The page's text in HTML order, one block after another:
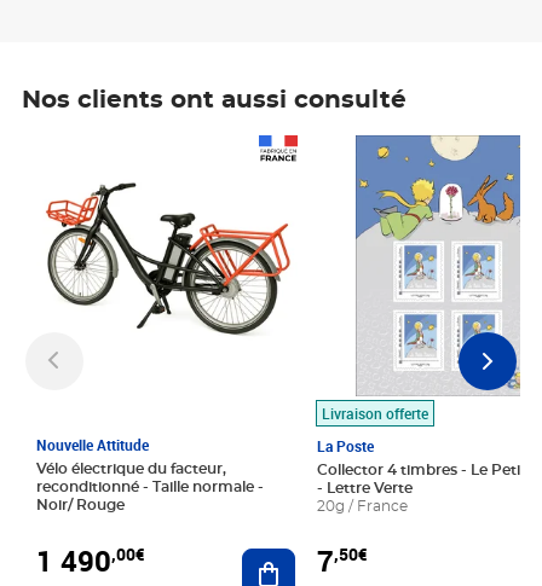
Nos clients ont aussi consulté
Nouvelle Attitude
Vélo électrique du facteur,
reconditionné - Taille normale -
Noir/ Rouge
1 490,00€ Ajouter au panier
Livraison offerte
La Poste
Collector 4 timbres - Le Petit
- Lettre Verte
20g / France
7,50€
Prix 7,50€